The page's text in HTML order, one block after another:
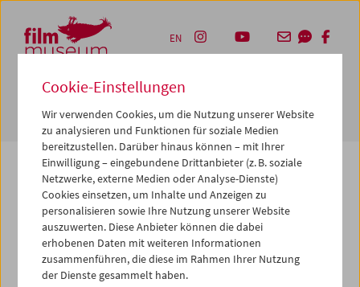
Zum Inhalt
Zum Hauptmenü
Zur Servicenavigation
Zum Suche
EN
Die von Ihnen angeforderte Seite konnte nicht
gefunden werden.
Gründe dafür könnten sein, dass Sie eine falsche oder
veraltete URL aufgerufen haben – bitte überprüfen Sie
Cookie-Einstellungen
Wir verwenden Cookies, um die Nutzung unserer Website
zu analysieren und Funktionen für soziale Medien
bereitzustellen. Darüber hinaus können – mit Ihrer
Einwilligung – eingebundene Drittanbieter (z. B. soziale
Netzwerke, externe Medien oder Analyse-Dienste)
Cookies einsetzen, um Inhalte und Anzeigen zu
personalisieren sowie Ihre Nutzung unserer Website
auszuwerten. Diese Anbieter können die dabei
erhobenen Daten mit weiteren Informationen
zusammenführen, die diese im Rahmen Ihrer Nutzung
der Dienste gesammelt haben.